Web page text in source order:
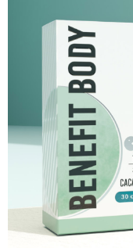
1.本服務係由「台灣大哥
用戶於交易時，得透過本
買賣價金債權讓與本公司
2.基於同意付款使用「大
資料（包含姓名、電話或
由本公司與您本人進行分
3.完整用戶服務條款，請詳
※ 請注意：結帳手續完成
購買商品的店家。未經商
後付繳納相關費用。
※ 交易是否成功請以「
是否繳費成功／繳費後需
客戶支援中心」
https://
【注意事項】
１．透過由恩沛科技股份
易，需依本服務之必要範
權轉讓予恩沛科技股份有
２．關於個人資料處理事
https://aftee.tw/terms/
３．未成年的使用者請事
「AFTEE先享後付」，若
7-11取貨(快速到店)
每筆NT$100，滿
每筆NT$100，滿